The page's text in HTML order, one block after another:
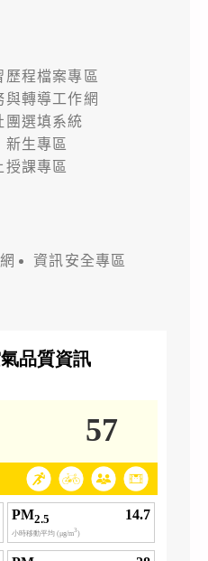
歷程檔案專區
與轉導工作網
團選填系統
新生專區
授課專區
資訊安全專區